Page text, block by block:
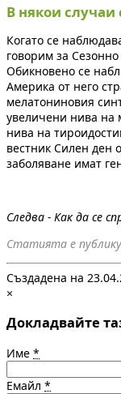
В някои случаи
Когато се
говорим за
Обикновено се
Америка от него
мелатониновия
увеличени нива на
нива на
вестник Силен ден
заболяване имат
Следва - Как да се
Статията е
Създадена на
×
Докладвайте
Име *
Емайл *